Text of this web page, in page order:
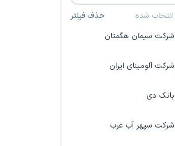
حذف فیلتر
شرکت آتیه سازان آوین
شرکت سیمان هگمتان
شرکت آلومینای ایران
بانک دی
شرکت سپهر آب غرب